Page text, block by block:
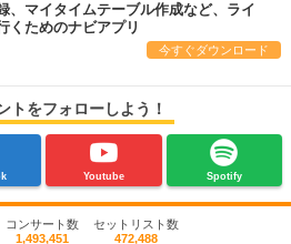
、マイタイムテーブル作成など、ライ
くためのナビアプリ
今すぐダウンロード
トをフォローしよう！
Youtube Spotify
コンサート数
1,493,451
セットリスト数
472,488